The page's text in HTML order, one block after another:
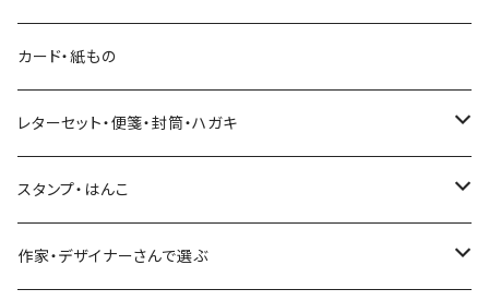
柄・モチーフで選ぶ（マステ）
いちご・ストロベリー
フルーツ・野菜
マインドウェイブ
水縞
大枝活版室
田村美紀
表現社（作家もの）
星燈社
古川紙工
大枝活版室
HUTTE PAPER WORKS
古川紙工
表現社（作家もの）
ロール付箋
カード・紙もの
レターセット・便箋・封筒・ハガキ
古川紙工
表現社（作家もの）
スタンプ・はんこ
Hutte paper works
作家・デザイナーさんで選ぶ